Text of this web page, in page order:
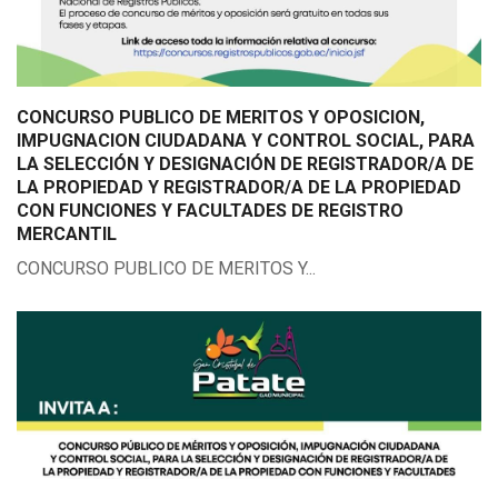
CONCURSO PUBLICO DE MERITOS Y OPOSICION,
IMPUGNACION CIUDADANA Y CONTROL SOCIAL, PARA
LA SELECCIÓN Y DESIGNACIÓN DE REGISTRADOR/A DE
LA PROPIEDAD Y REGISTRADOR/A DE LA PROPIEDAD
CON FUNCIONES Y FACULTADES DE REGISTRO
MERCANTIL
CONCURSO PUBLICO DE MERITOS Y...